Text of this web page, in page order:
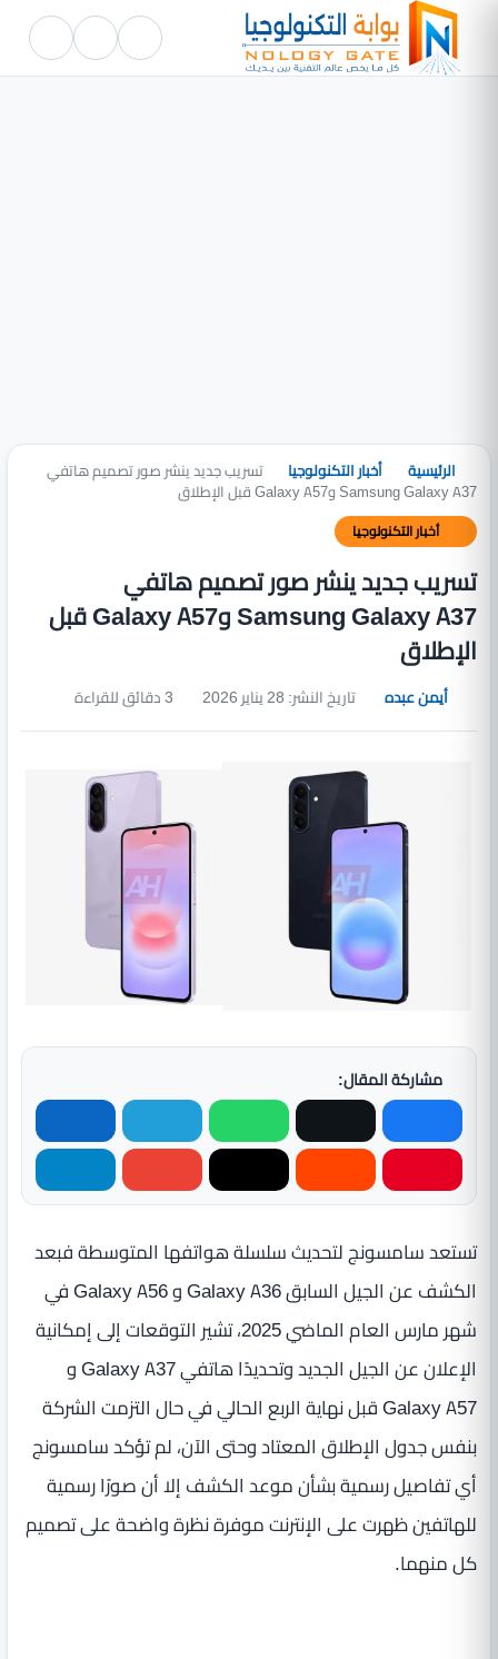
الرئيسية أخبار التكنولوجيا تسريب جديد ينشر صور تصميم هاتفي
Samsung Galaxy A37 وGalaxy A57 قبل الإطلاق
أخبار التكنولوجيا
تسريب جديد ينشر صور تصميم هاتفي
Samsung Galaxy A37 وGalaxy A57 قبل
الإطلاق
أيمن عبده تاريخ النشر: 28 يناير 2026
مشاركة المقال:
تستعد سامسونج لتحديث سلسلة هواتفها المتوسطة فبعد
الكشف عن الجيل السابق Galaxy A36 و Galaxy A56 في
شهر مارس العام الماضي 2025، تشير التوقعات إلى إمكانية
الإعلان عن الجيل الجديد وتحديدًا هاتفي Galaxy A37 و
Galaxy A57 قبل نهاية الربع الحالي في حال التزمت الشركة
بنفس جدول الإطلاق المعتاد وحتى الآن، لم تؤكد سامسونج
أي تفاصيل رسمية بشأن موعد الكشف إلا أن صورًا رسمية
للهاتفين ظهرت على الإنترنت موفرة نظرة واضحة على تصميم
كل منهما.